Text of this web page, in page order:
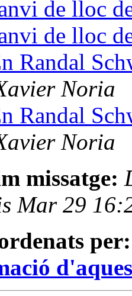
de lloc
de lloc
Randal
Noria
Randal
Noria
missatge:
Mar 29
per: